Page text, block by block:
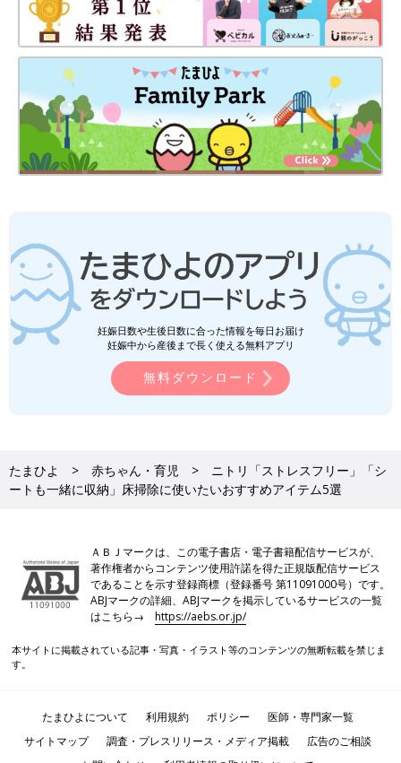
妊娠日数や生後日数に合った情報を毎日お届け
妊娠中から産後まで長く使える無料アプリ
無料ダウンロード
たまひよ 赤ちゃん・育児
ニトリ「ストレスフリー」「シ
ートも一緒に収納」床掃除に使いたいおすすめアイテム5選
ＡＢＪマークは、この電子書店・電子書籍配信サービスが、
著作権者からコンテンツ使用許諾を得た正規版配信サービス
であることを示す登録商標（登録番号 第11091000号）です。
ABJマークの詳細、ABJマークを掲示しているサービスの一覧
はこちら→https://aebs.or.jp/
本サイトに掲載されている記事・写真・イラスト等のコンテンツの無断転載を禁じま
す。
たまひよについて 利用規約 ポリシー
医師・専門家一覧
サイトマップ
調査・プレスリリース・メディア掲載
広告のご相談